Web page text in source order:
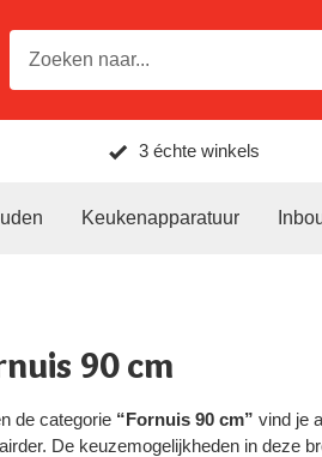
3 échte winkels
Keukenapparatuur
90 cm
de categorie “Fornuis 90 cm” vind je
De keuzemogelijkheden in deze